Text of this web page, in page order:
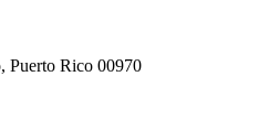
Puerto Rico 00970